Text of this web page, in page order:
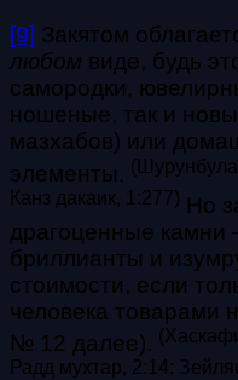
[9] Закятом
любом виде, будь
самородки,
ношеные, так и
мазхабов) или
элементы.
Канз дакаик, 1:277) Но
драгоценные камни
бриллианты и
стоимости, если
человека товарами
№ 12 далее). (
Радд мухтар, 2:14;